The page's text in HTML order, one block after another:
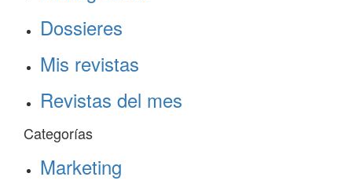
Dossieres
Mis revistas
Revistas del mes
Categorías
Marketing